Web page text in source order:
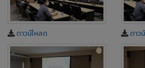
ดาวน์โหลด ดาว